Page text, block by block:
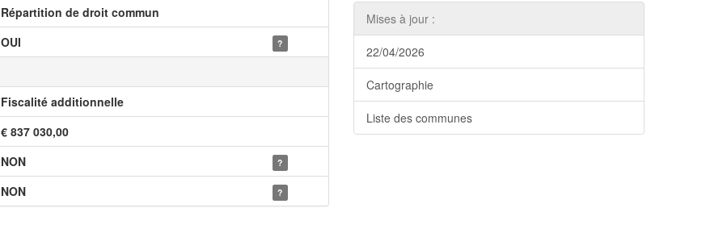
Répartition de droit commun
OUI ?
Fiscalité additionnelle
€ 837 030,00
NON ?
NON ?
Mises à jour :
22/04/2026
Cartographie
Liste des communes